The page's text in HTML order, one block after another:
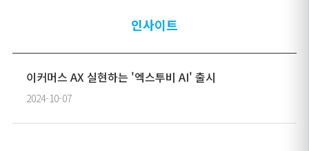
인사이트
이커머스 AX 실현하는 '엑스투비 AI' 출시
2024-10-07